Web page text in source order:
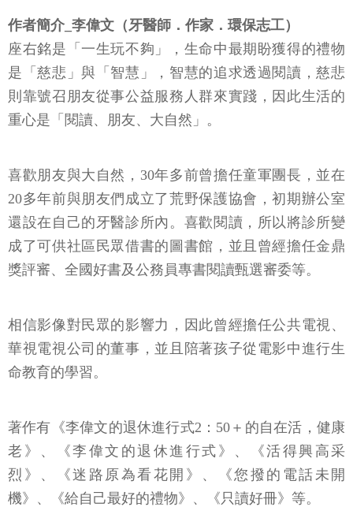
作者簡介_李偉文（牙醫師．作家．環保志工）
座右銘是「一生玩不夠」，生命中最期盼獲得的禮物
是「慈悲」與「智慧」，智慧的追求透過閱讀，慈悲
則靠號召朋友從事公益服務人群來實踐，因此生活的
重心是「閱讀、朋友、大自然」。
喜歡朋友與大自然，30年多前曾擔任童軍團長，並在
20多年前與朋友們成立了荒野保護協會，初期辦公室
還設在自己的牙醫診所內。喜歡閱讀，所以將診所變
成了可供社區民眾借書的圖書館，並且曾經擔任金鼎
獎評審、全國好書及公務員專書閱讀甄選審委等。
相信影像對民眾的影響力，因此曾經擔任公共電視、
華視電視公司的董事，並且陪著孩子從電影中進行生
命教育的學習。
著作有《李偉文的退休進行式2：50＋的自在活，健康
老》、《李偉文的退休進行式》、《活得興高采
烈》、《迷路原為看花開》、《您撥的電話未開
機》、《給自己最好的禮物》、《只讀好冊》等。